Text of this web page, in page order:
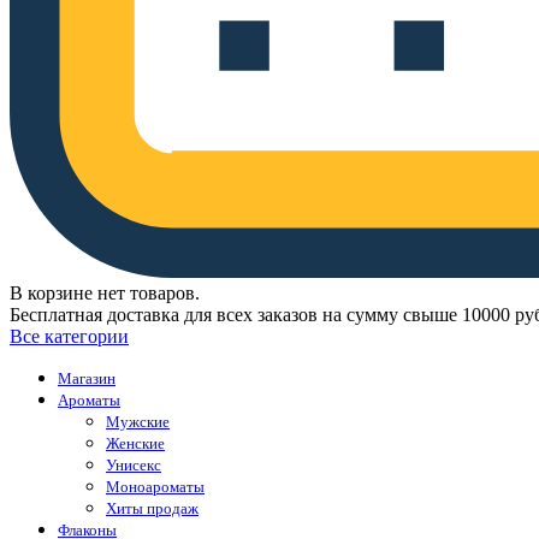
В корзине нет товаров.
Бесплатная доставка для всех заказов на сумму свыше 10000
Все категории
Магазин
Ароматы
Мужские
Женские
Унисекс
Моноароматы
Хиты продаж
Флаконы